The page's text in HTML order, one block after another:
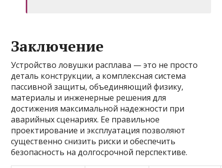
Заключение
Устройство ловушки расплава — это не просто
деталь конструкции, а комплексная система
пассивной защиты, объединяющий физику,
материалы и инженерные решения для
достижения максимальной надежности при
аварийных сценариях. Ее правильное
проектирование и эксплуатация позволяют
существенно снизить риски и обеспечить
безопасность на долгосрочной перспективе.